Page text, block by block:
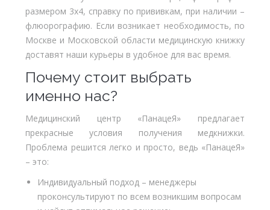
размером 3х4, справку по прививкам, при наличии –
флюорографию. Если возникает необходимость, по
Москве и Московской области медицинскую книжку
доставят наши курьеры в удобное для вас время.
Почему стоит выбрать
именно нас?
Медицинский центр «ПанацеЯ» предлагает
прекрасные условия получения медкнижки.
Проблема решится легко и просто, ведь «ПанацеЯ»
– это:
Индивидуальный подход – менеджеры
проконсультируют по всем возникшим вопросам